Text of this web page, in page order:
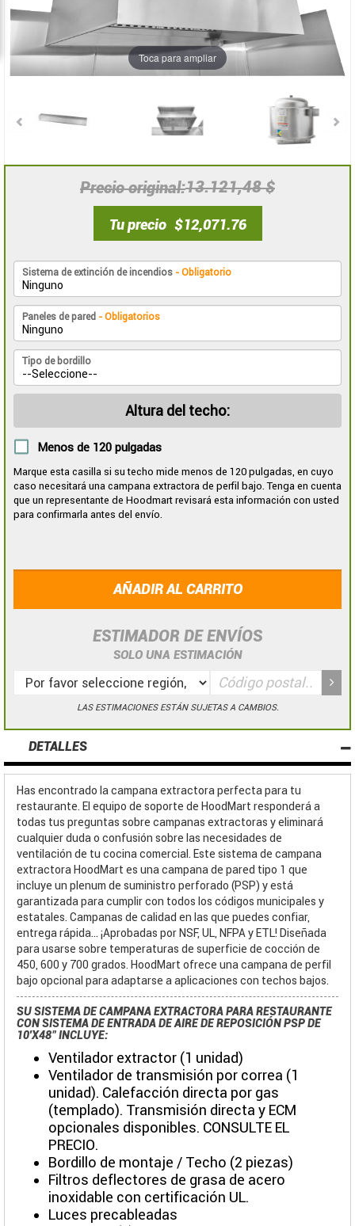
Precio original 13.121,48 $
Tu precio $12,071.76
Sistema de extinción de incendios - Obligatorio
Paneles de pared - Obligatorios
Tipo de bordillo
Altura del techo:
Menos de 120 pulgadas
Marque esta casilla si su techo mide menos de 120 pulgadas, en cuyo
caso necesitará una campana extractora de perfil bajo. Tenga en cuenta
que un representante de Hoodmart revisará esta información con usted
para confirmarla antes del envío.
AÑADIR AL CARRITO
ESTIMADOR DE ENVÍOS
SOLO UNA ESTIMACIÓN
LAS ESTIMACIONES ESTÁN SUJETAS A CAMBIOS.
DETALLES
Has encontrado la campana extractora perfecta para tu
restaurante. El equipo de soporte de HoodMart responderá a
todas tus preguntas sobre campanas extractoras y eliminará
cualquier duda o confusión sobre las necesidades de
ventilación de tu cocina comercial. Este sistema de campana
extractora HoodMart es una campana de pared tipo 1 que
incluye un plenum de suministro perforado (PSP) y está
garantizada para cumplir con todos los códigos municipales y
estatales. Campanas de calidad en las que puedes confiar,
entrega rápida... ¡Aprobadas por NSF, UL, NFPA y ETL! Diseñada
para usarse sobre temperaturas de superficie de cocción de
450, 600 y 700 grados. HoodMart ofrece una campana de perfil
bajo opcional para adaptarse a aplicaciones con techos bajos.
SU SISTEMA DE CAMPANA EXTRACTORA PARA RESTAURANTE
CON SISTEMA DE ENTRADA DE AIRE DE REPOSICIÓN PSP DE
10'X48" INCLUYE:
Ventilador extractor (1 unidad)
Ventilador de transmisión por correa (1
unidad). Calefacción directa por gas
(templado). Transmisión directa y ECM
opcionales disponibles. CONSULTE EL
PRECIO.
Bordillo de montaje / Techo (2 piezas)
Filtros deflectores de grasa de acero
inoxidable con certificación UL.
Luces precableadas
imágenes
imágenes
Toca para ampliar